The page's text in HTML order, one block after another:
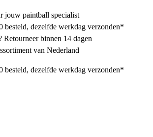
jouw paintball specialist
besteld, dezelfde werkdag verzonden*
Retourneer binnen 14 dagen
van Nederland
besteld, dezelfde werkdag verzonden*